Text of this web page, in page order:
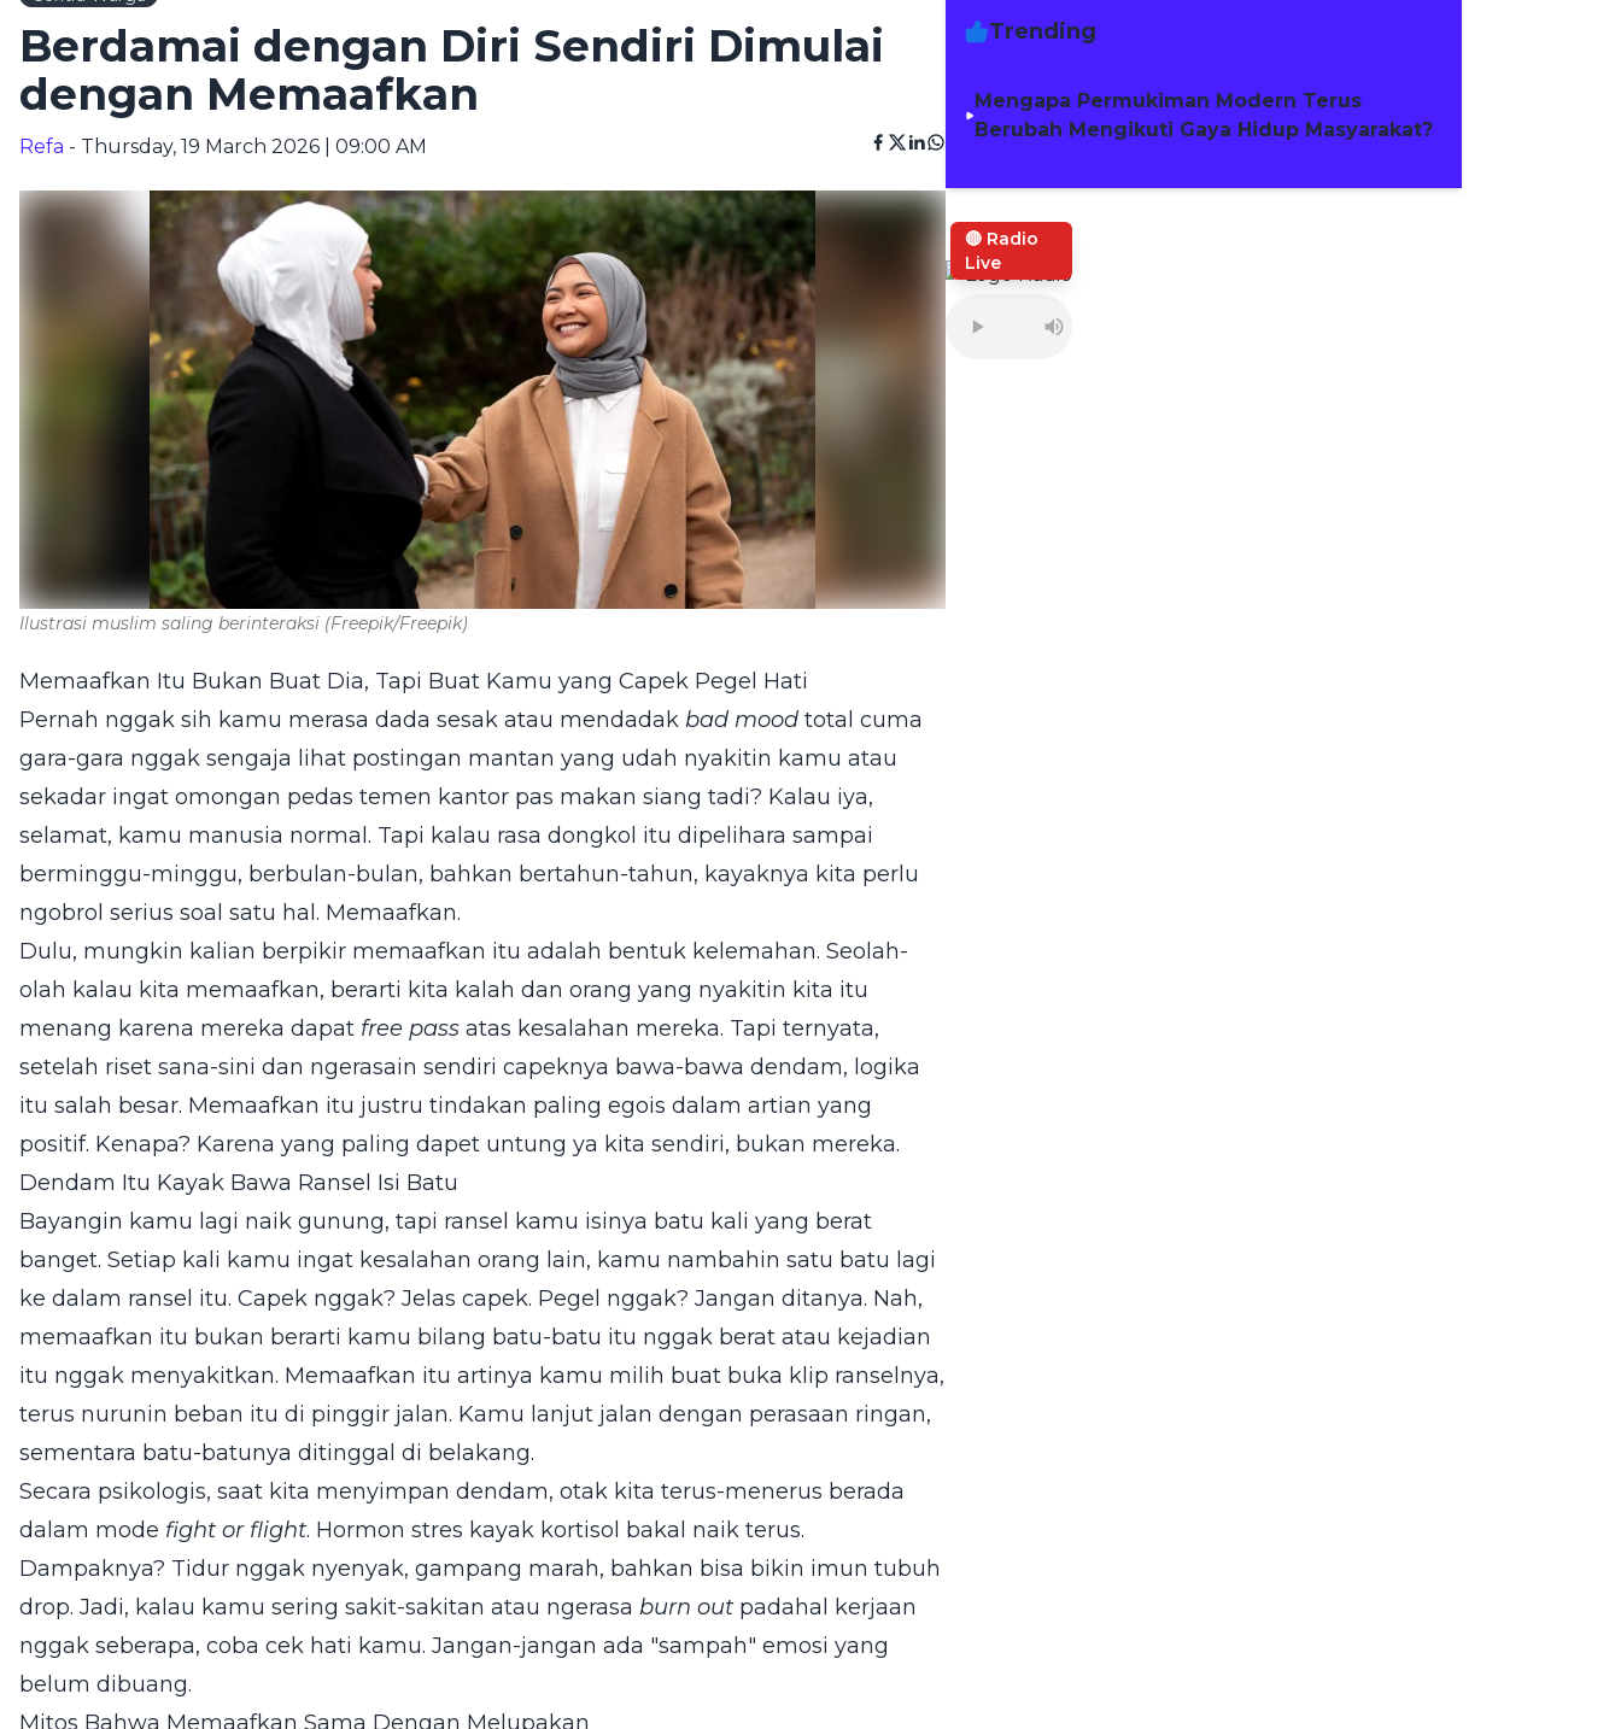
Berdamai dengan Diri Sendiri Dimulai
dengan Memaafkan
Refa - Thursday, 19 March 2026 | 09:00 AM
Ilustrasi muslim saling berinteraksi (Freepik/Freepik)
Memaafkan Itu Bukan Buat Dia, Tapi Buat Kamu yang Capek Pegel Hati
Pernah nggak sih kamu merasa dada sesak atau mendadak bad mood total cuma
gara-gara nggak sengaja lihat postingan mantan yang udah nyakitin kamu atau
sekadar ingat omongan pedas temen kantor pas makan siang tadi? Kalau iya,
selamat, kamu manusia normal. Tapi kalau rasa dongkol itu dipelihara sampai
berminggu-minggu, berbulan-bulan, bahkan bertahun-tahun, kayaknya kita perlu
ngobrol serius soal satu hal. Memaafkan.
Dulu, mungkin kalian berpikir memaafkan itu adalah bentuk kelemahan. Seolah-
olah kalau kita memaafkan, berarti kita kalah dan orang yang nyakitin kita itu
menang karena mereka dapat free pass atas kesalahan mereka. Tapi ternyata,
setelah riset sana-sini dan ngerasain sendiri capeknya bawa-bawa dendam, logika
itu salah besar. Memaafkan itu justru tindakan paling egois dalam artian yang
positif. Kenapa? Karena yang paling dapet untung ya kita sendiri, bukan mereka.
Dendam Itu Kayak Bawa Ransel Isi Batu
Bayangin kamu lagi naik gunung, tapi ransel kamu isinya batu kali yang berat
banget. Setiap kali kamu ingat kesalahan orang lain, kamu nambahin satu batu lagi
ke dalam ransel itu. Capek nggak? Jelas capek. Pegel nggak? Jangan ditanya. Nah,
memaafkan itu bukan berarti kamu bilang batu-batu itu nggak berat atau kejadian
itu nggak menyakitkan. Memaafkan itu artinya kamu milih buat buka klip ranselnya,
terus nurunin beban itu di pinggir jalan. Kamu lanjut jalan dengan perasaan ringan,
sementara batu-batunya ditinggal di belakang.
Secara psikologis, saat kita menyimpan dendam, otak kita terus-menerus berada
dalam mode fight or flight. Hormon stres kayak kortisol bakal naik terus.
Dampaknya? Tidur nggak nyenyak, gampang marah, bahkan bisa bikin imun tubuh
drop. Jadi, kalau kamu sering sakit-sakitan atau ngerasa burn out padahal kerjaan
nggak seberapa, coba cek hati kamu. Jangan-jangan ada "sampah" emosi yang
belum dibuang.
Mitos Bahwa Memaafkan Sama Dengan Melupakan
Trending
Mengapa Permukiman Modern Terus
Berubah Mengikuti Gaya Hidup Masyarakat?
🔴 Radio
Live